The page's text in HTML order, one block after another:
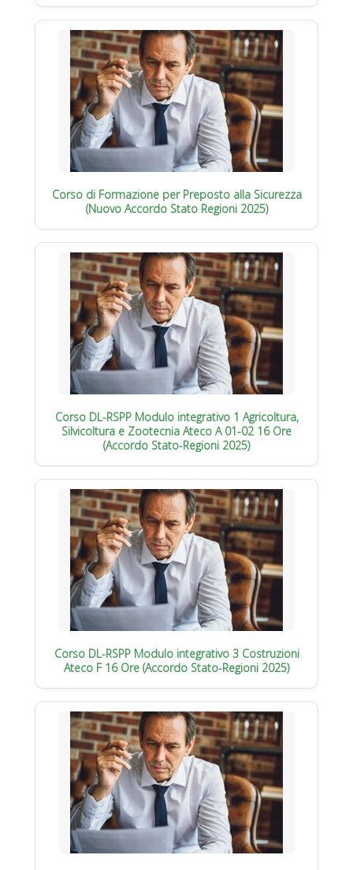
Corso di Formazione per Preposto alla Sicurezza
(Nuovo Accordo Stato Regioni 2025)
Corso DL-RSPP Modulo integrativo 1 Agricoltura,
Silvicoltura e Zootecnia Ateco A 01-02 16 Ore
(Accordo Stato-Regioni 2025)
Corso DL-RSPP Modulo integrativo 3 Costruzioni
Ateco F 16 Ore (Accordo Stato-Regioni 2025)